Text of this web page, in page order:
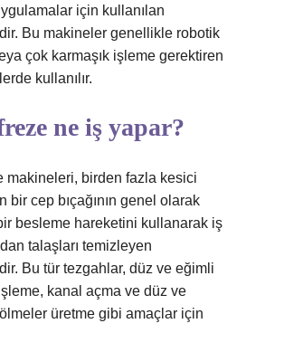
için kullanılan
Bu makineler genellikle robotik
çok karmaşık işleme gerektiren
kullanılır.
ne iş yapar?
makineleri, birden fazla kesici
bir cep bıçağının genel olarak
besleme hareketini kullanarak iş
talaşları temizleyen
Bu tür tezgahlar, düz ve eğimli
kanal açma ve düz ve
üretme gibi amaçlar için